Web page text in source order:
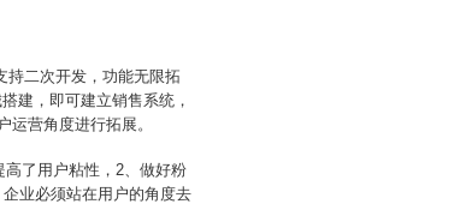
持二次开发，功能无限拓
建，即可建立销售系统，
营角度进行拓展。
高了用户粘性，2、做好粉
业必须站在用户的角度去